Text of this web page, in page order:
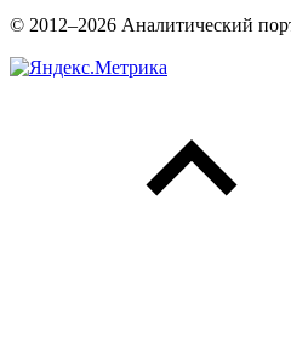
© 2012–2026 Аналитический